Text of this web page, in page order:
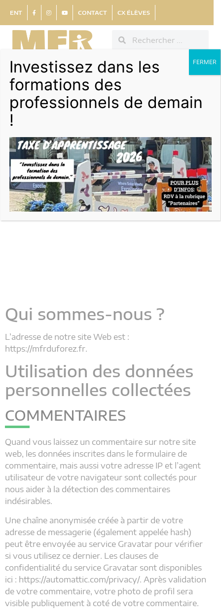
ENT CONTACT CX ÉLÈVES
POLITIQUE
DE
Qui sommes-nous ?
L’adresse de notre site Web est :
https://mfrduforez.fr.
Utilisation des données
personnelles collectées
COMMENTAIRES
Quand vous laissez un commentaire sur notre site
web, les données inscrites dans le formulaire de
commentaire, mais aussi votre adresse IP et l’agent
utilisateur de votre navigateur sont collectés pour
nous aider à la détection des commentaires
indésirables.
Une chaîne anonymisée créée à partir de votre
adresse de messagerie (également appelée hash)
peut être envoyée au service Gravatar pour vérifier
si vous utilisez ce dernier. Les clauses de
confidentialité du service Gravatar sont disponibles
ici : https://automattic.com/privacy/. Après validation
de votre commentaire, votre photo de profil sera
visible publiquement à coté de votre commentaire.
Investissez dans les
formations des
professionnels de demain
!
FERMER